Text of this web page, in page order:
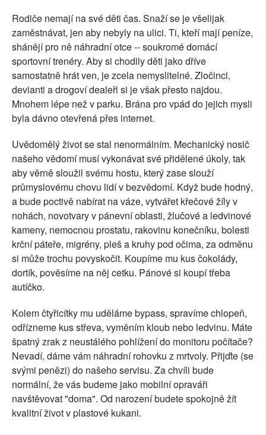
Rodiče nemají na své děti čas. Snaží se je všelijak
zaměstnávat, jen aby nebyly na ulici. Ti, kteří mají peníze,
shánějí pro ně náhradní otce -- soukromé domácí
sportovní trenéry. Aby si chodily děti jako dříve
samostatně hrát ven, je zcela nemyslitelné. Zločinci,
devianti a drogoví dealeři si je však přesto najdou.
Mnohem lépe než v parku. Brána pro vpád do jejich mysli
byla dávno otevřená přes internet.
Uvědomělý život se stal nenormálním. Mechanický nosič
našeho vědomí musí vykonávat své přidělené úkoly, tak
aby věrně sloužil svému hostu, který zase slouží
průmyslovému chovu lidí v bezvědomí. Když bude hodný,
a bude poctivě nabírat na váze, vytvářet křečové žíly v
nohách, novotvary v pánevní oblasti, žlučové a ledvinové
kameny, nemocnou prostatu, rakovinu konečníku, bolesti
krční páteře, migrény, pleš a kruhy pod očima, za odměnu
si může trochu povyskočit. Koupíme mu kus čokolády,
dortík, pověsíme na něj cetku. Pánové si koupí třeba
autíčko.
Kolem čtyřicítky mu uděláme bypass, spravíme chlopeň,
odřízneme kus střeva, vyměním kloub nebo ledvinu. Máte
špatný zrak z neustálého pohlížení do monitoru počítače?
Nevadí, dáme vám náhradní rohovku z mrtvoly. Přijďte (se
svými penězi) do našeho servisu. Za chvíli bude
normální, že vás budeme jako mobilní opraváři
navštěvovat "doma". Od narození budete spokojně žít
kvalitní život v plastové kukani.